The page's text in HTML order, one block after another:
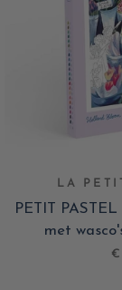
LA
PETIT
met